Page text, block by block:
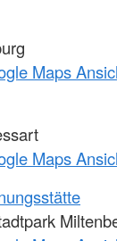
Maps
Maps